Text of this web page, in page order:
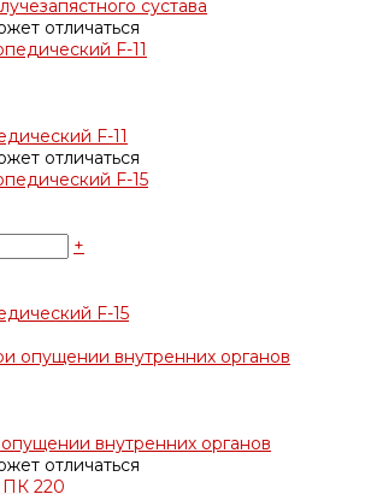
сустава
отличаться
F-11
отличаться
+
F-15
внутренних органов
отличаться